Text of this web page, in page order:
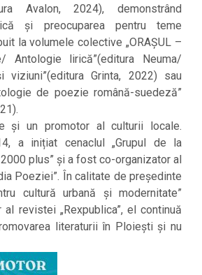
Avalon, 2024), demonstrând
și preocuparea pentru teme
la volumele colective „ORAȘUL –
Antologie lirică”(editura Neuma/
viziuni”(editura Grinta, 2022) sau
de poezie română-suedeză”
și un promotor al culturii locale.
a inițiat cenaclul „Grupul de la
plus” și a fost co-organizator al
Poeziei”. În calitate de președinte
cultură urbană și modernitate”
revistei „Rexpublica”, el continuă
literaturii în Ploiești și nu